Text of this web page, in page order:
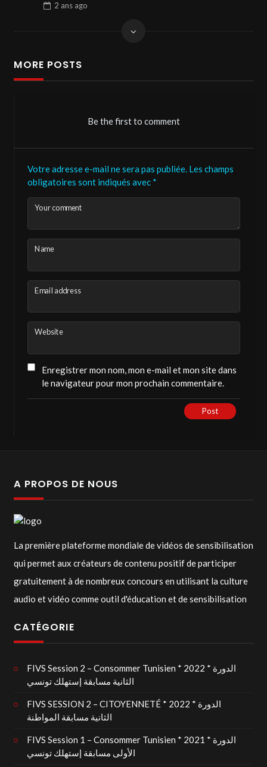
2 ans ago
MORE POSTS
Votre adresse e-mail ne sera pas publiée. Les champs
obligatoires sont indiqués avec *
Your comment
Name
Email address
Website
Enregistrer mon nom, mon e-mail et mon site dans
le navigateur pour mon prochain commentaire.
Post
Be the first to comment
A PROPOS DE NOUS
La première plateforme mondiale de vidéos de sensibilisation
qui permet aux créateurs de contenu positif de participer
gratuitement à de nombreux concours en utilisant la culture
audio et vidéo comme outil d'éducation et de sensibilisation
CATÉGORIE
FIVS Session 2 – Consommer Tunisien * 2022 * الدورة
الثانية مسابقة إستهلك تونسي
FIVS SESSION 2 – CITOYENNETÉ * 2022 * الدورة
الثانية مسابقة المواطنة
FIVS Session 1 – Consommer Tunisien * 2021 * الدورة
الأولى مسابقة إستهلك تونسي